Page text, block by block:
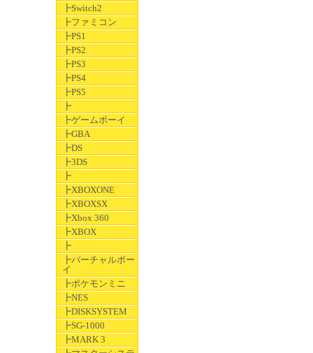
┣Switch2
┣ファミコン
┣PS1
┣PS2
┣PS3
┣PS4
┣PS5
┣
┣ゲームボーイ
┣GBA
┣DS
┣3DS
┣
┣XBOXONE
┣XBOXSX
┣Xbox 360
┣XBOX
┣
┣バーチャルボー
イ
┣ポケモンミニ
┣NES
┣DISKSYSTEM
┣SG-1000
┣MARK 3